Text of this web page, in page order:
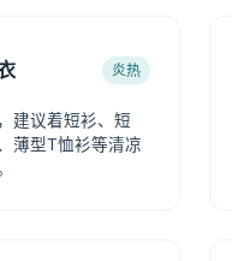
炎热
建议着短衫、短
薄型T恤衫等清凉